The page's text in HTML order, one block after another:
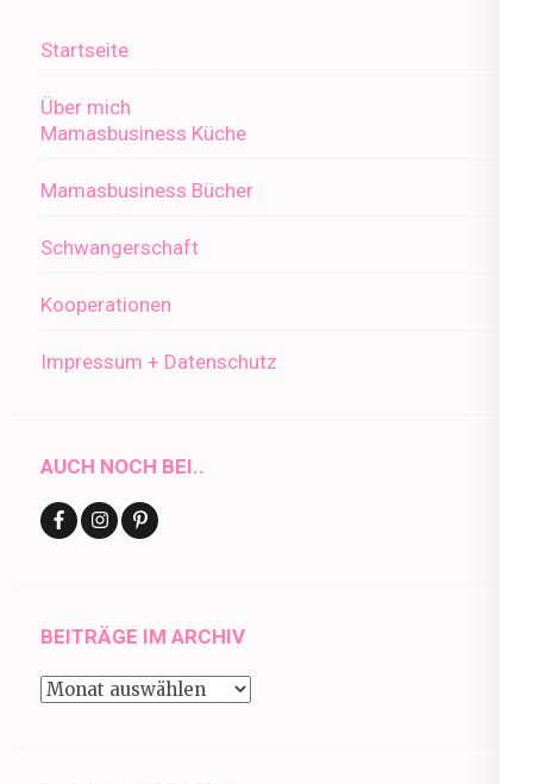
Startseite
Über mich
Mamasbusiness Küche
Mamasbusiness Bücher
Schwangerschaft
Kooperationen
Impressum + Datenschutz
AUCH NOCH BEI..
BEITRÄGE IM ARCHIV
Beiträge